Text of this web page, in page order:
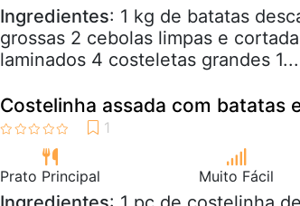
Ingredientes: 1 kg de batatas
grossas 2 cebolas limpas e
laminados 4 costeletas grandes 1...
Costelinha assada com batatas
Prato Principal Muito Fácil